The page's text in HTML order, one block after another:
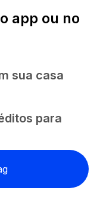
app ou no
sua casa
para